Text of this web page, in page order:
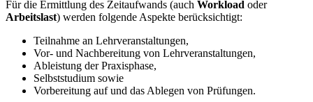
Für die Ermittlung des Zeitaufwands (auch Workload oder
Arbeitslast) werden folgende Aspekte berücksichtigt:
Teilnahme an Lehrveranstaltungen,
Vor- und Nachbereitung von Lehrveranstaltungen,
Ableistung der Praxisphase,
Selbststudium sowie
Vorbereitung auf und das Ablegen von Prüfungen.